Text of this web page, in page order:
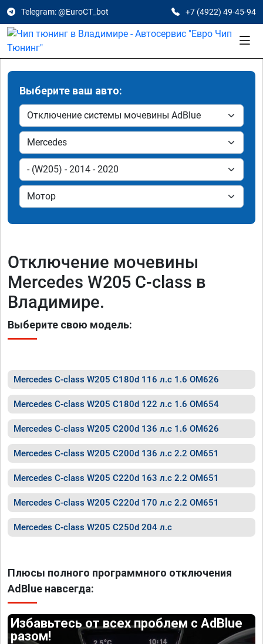
Telegram: @EuroCT_bot +7 (4922) 49-45-94
Выберите ваш авто:
Отключение мочевины
Mercedes W205 C-class в
Владимире.
Выберите свою модель:
Mercedes C-class W205 C180d 116 л.с 1.6 OM626
Mercedes C-class W205 C180d 122 л.с 1.6 OM654
Mercedes C-class W205 C200d 136 л.с 1.6 OM626
Mercedes C-class W205 C200d 136 л.с 2.2 OM651
Mercedes C-class W205 C220d 163 л.с 2.2 OM651
Mercedes C-class W205 C220d 170 л.с 2.2 OM651
Mercedes C-class W205 C250d 204 л.с
Плюсы полного программного отключения
AdBlue навсегда:
Избавьтесь от всех проблем с AdBlue
разом!